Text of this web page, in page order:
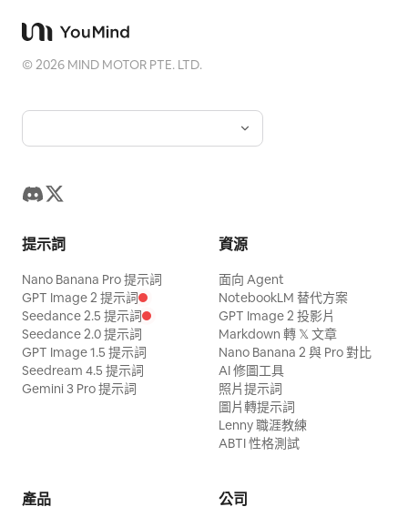
©2026 MIND MOTOR PTE. LTD.
提示詞
Nano Banana Pro 提示詞
GPT Image 2 提示詞
Seedance 2.5 提示詞
Seedance 2.0 提示詞
GPT Image 1.5 提示詞
Seedream 4.5 提示詞
Gemini 3 Pro 提示詞
資源
面向 Agent
NotebookLM 替代方案
GPT Image 2 投影片
Markdown 轉 𝕏 文章
Nano Banana 2 與 Pro 對比
AI 修圖工具
照片提示詞
圖片轉提示詞
Lenny 職涯教練
ABTI 性格測試
產品 公司